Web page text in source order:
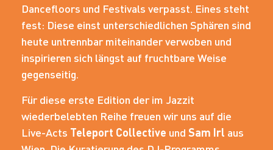
Dancefloors und Festivals verpasst. Eines steht
fest: Diese einst unterschiedlichen Sphären sind
heute untrennbar miteinander verwoben und
inspirieren sich längst auf fruchtbare Weise
gegenseitig.
Für diese erste Edition der im Jazzit
wiederbelebten Reihe freuen wir uns auf die
Live-Acts Teleport Collective und Sam Irl aus